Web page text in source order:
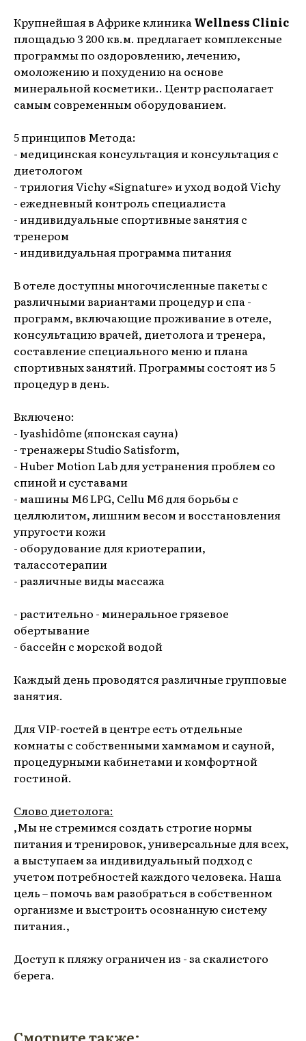
Крупнейшая в Африке клиникаWellness Clinic
площадью 3 200 кв.м. предлагает комплексные
программы по оздоровлению, лечению,
омоложению и похудению на основе
минеральной косметики.. Центр располагает
самым современным оборудованием.
5 принципов Метода:
- медицинская консультация и консультация с
диетологом
- трилогия Vichy «Signature» и уход водой Vichy
- ежедневный контроль специалиста
- индивидуальные спортивные занятия с
тренером
- индивидуальная программа питания
В отеле доступны многочисленные пакеты с
различными вариантами процедур и спа -
программ, включающие проживание в отеле,
консультацию врачей, диетолога и тренера,
составление специального меню и плана
спортивных занятий. Программы состоят из 5
процедур в день.
Включено:
-Iyashidôme (японская сауна)
- тренажерыStudio Satisform,
-Huber Motion Labдля устранения проблем со
спиной и суставами
- машиныM6 LPG, Cellu M6для борьбы с
целлюлитом, лишним весом и восстановления
упругости кожи
- оборудование для криотерапии,
талассотерапии
- различные виды массажа
- растительно - минеральное грязевое
обертывание
- бассейн с морской водой
Каждый день проводятся различные групповые
занятия.
Для VIP-гостей в центре есть отдельные
комнаты с собственными хаммамом и сауной,
процедурными кабинетами и комфортной
гостиной.
Слово диетолога:
,Мы не стремимся создать строгие нормы
питания и тренировок, универсальные для всех,
а выступаем за индивидуальный подход с
учетом потребностей каждого человека. Наша
цель – помочь вам разобраться в собственном
организме и выстроить осознанную систему
питания.,
Доступ к пляжу ограничен из - за скалистого
берега.